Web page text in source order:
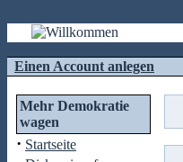
Einen Account anlegen
Mehr Demokratie
wagen
· Startseite